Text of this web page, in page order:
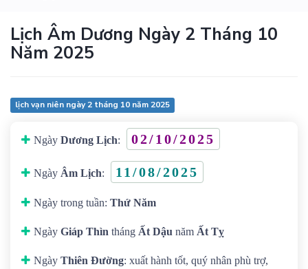
Lịch Âm Dương Ngày 2 Tháng 10
Năm 2025
lịch vạn niên ngày 2 tháng 10 năm 2025
Ngày Dương Lịch: 02/10/2025
Ngày Âm Lịch: 11/08/2025
Ngày trong tuần: Thứ Năm
Ngày Giáp Thìn tháng Ất Dậu năm Ất Tỵ
Ngày Thiên Đường: xuất hành tốt, quý nhân phù trợ,